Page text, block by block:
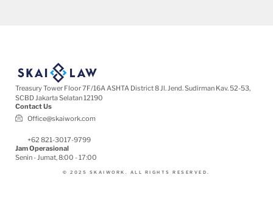
Treasury Tower Floor 7F/16A​ ASHTA District 8 Jl. Jend. Sudirman Kav. 52-53,
SCBD Jakarta Selatan 12190
Contact Us
Office@skaiwork.com
+62 821-3017-9799
Jam Operasional
Senin - Jumat, 8:00 - 17:00
© 2025 SKAIWORK. ALL RIGHTS RESERVED.